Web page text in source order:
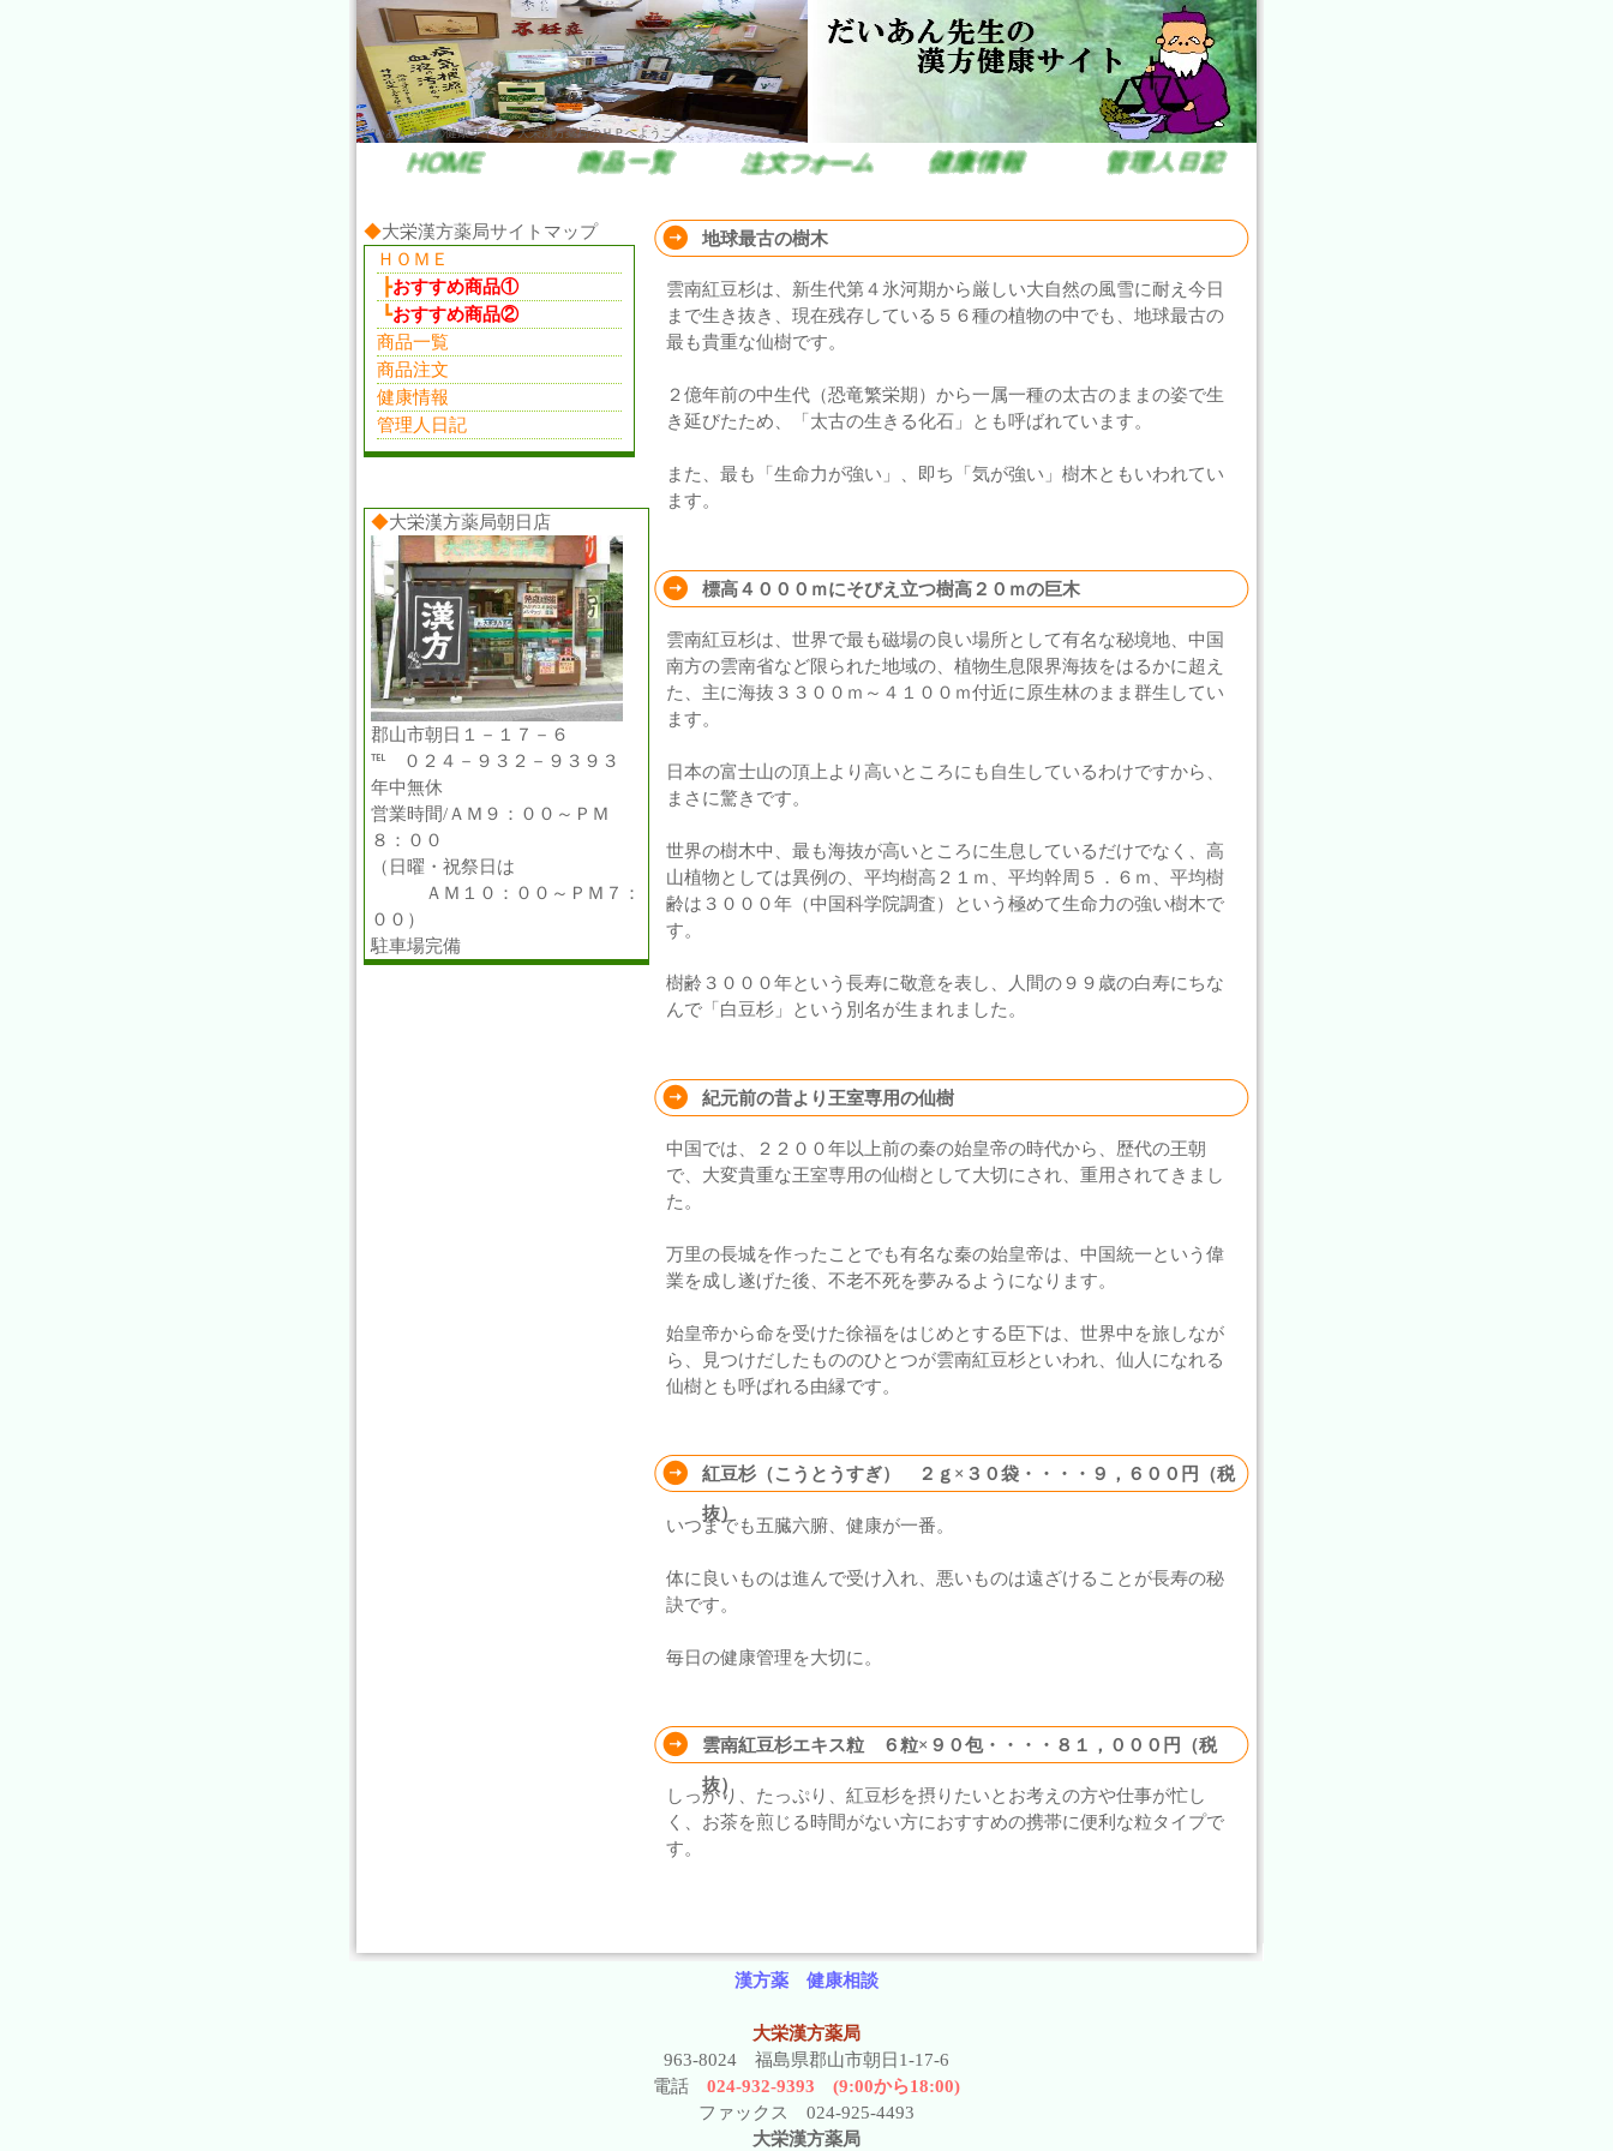
だいあん先生の健康サイト。大栄漢方薬局のＨＰへようこそ。
地球最古の樹木
雲南紅豆杉は、新生代第４氷河期から厳しい大自然の風雪に耐え今日
まで生き抜き、現在残存している５６種の植物の中でも、地球最古の
最も貴重な仙樹です。
２億年前の中生代（恐竜繁栄期）から一属一種の太古のままの姿で生
き延びたため、「太古の生きる化石」とも呼ばれています。
また、最も「生命力が強い」、即ち「気が強い」樹木ともいわれてい
ます。
標高４０００ｍにそびえ立つ樹高２０ｍの巨木
雲南紅豆杉は、世界で最も磁場の良い場所として有名な秘境地、中国
南方の雲南省など限られた地域の、植物生息限界海抜をはるかに超え
た、主に海抜３３００ｍ～４１００ｍ付近に原生林のまま群生してい
ます。
日本の富士山の頂上より高いところにも自生しているわけですから、
まさに驚きです。
世界の樹木中、最も海抜が高いところに生息しているだけでなく、高
山植物としては異例の、平均樹高２１ｍ、平均幹周５．６ｍ、平均樹
齢は３０００年（中国科学院調査）という極めて生命力の強い樹木で
す。
樹齢３０００年という長寿に敬意を表し、人間の９９歳の白寿にちな
んで「白豆杉」という別名が生まれました。
紀元前の昔より王室専用の仙樹
中国では、２２００年以上前の秦の始皇帝の時代から、歴代の王朝
で、大変貴重な王室専用の仙樹として大切にされ、重用されてきまし
た。
万里の長城を作ったことでも有名な秦の始皇帝は、中国統一という偉
業を成し遂げた後、不老不死を夢みるようになります。
始皇帝から命を受けた徐福をはじめとする臣下は、世界中を旅しなが
ら、見つけだしたもののひとつが雲南紅豆杉といわれ、仙人になれる
仙樹とも呼ばれる由縁です。
紅豆杉（こうとうすぎ） ２ｇ×３０袋・・・・９，６００円（税
抜）
いつまでも五臓六腑、健康が一番。
体に良いものは進んで受け入れ、悪いものは遠ざけることが長寿の秘
訣です。
毎日の健康管理を大切に。
雲南紅豆杉エキス粒 ６粒×９０包・・・・８１，０００円（税
抜）
しっかり、たっぷり、紅豆杉を摂りたいとお考えの方や仕事が忙し
く、お茶を煎じる時間がない方におすすめの携帯に便利な粒タイプで
す。
◆大栄漢方薬局サイトマップ
ＨＯＭＥ
┣おすすめ商品①
┗おすすめ商品②
商品一覧
商品注文
健康情報
管理人日記
◆大栄漢方薬局朝日店
郡山市朝日１－１７－６
℡ ０２４－９３２－９３９３
年中無休
営業時間/ＡＭ９：００～ＰＭ
８：００
（日曜・祝祭日は
ＡＭ１０：００～ＰＭ７：
００）
駐車場完備
漢方薬 健康相談
大栄漢方薬局
963-8024 福島県郡山市朝日1-17-6
電話 024-932-9393 (9:00から18:00)
ファックス 024-925-4493
大栄漢方薬局